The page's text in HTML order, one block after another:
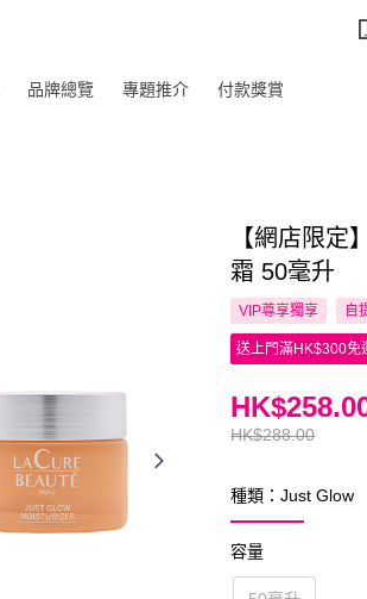
品牌總覽 專題推介 付款獎賞
【網店限定
霜 50毫升
VIP尊享獨享 自
送上門滿HK$300免
HK$288.00
種類：Just Glow
容量